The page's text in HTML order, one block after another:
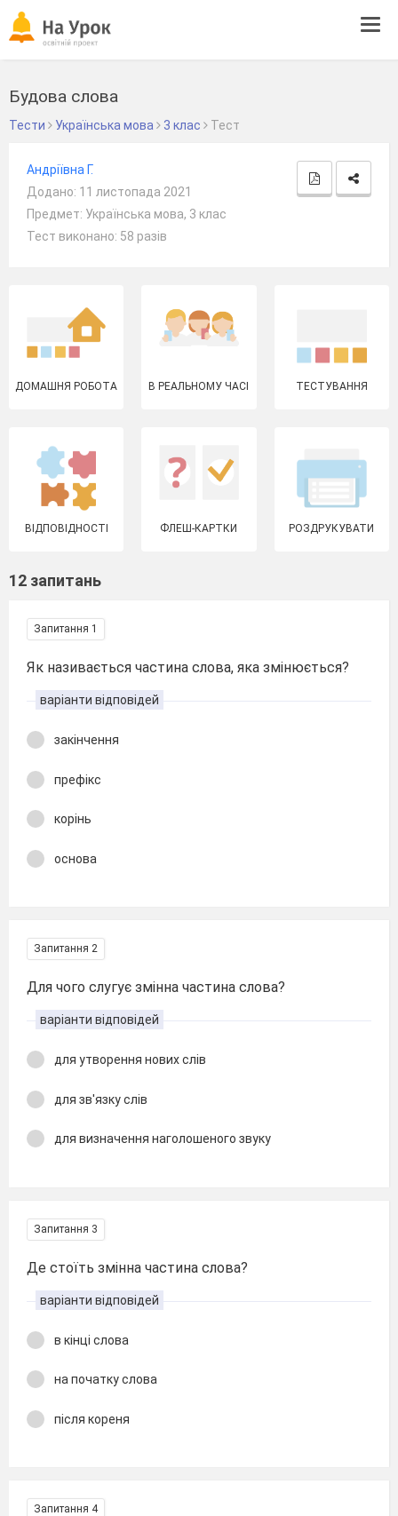
Будова слова
Тести Українська мова 3 клас Тест
Андріївна Г.
Додано: 11 листопада 2021
Предмет: Українська мова, 3 клас
Тест виконано: 58 разів
ДОМАШНЯ РОБОТА В РЕАЛЬНОМУ ЧАСІ ТЕСТУВАННЯ
ВІДПОВІДНОСТІ ФЛЕШ-КАРТКИ РОЗДРУКУВАТИ
12 запитань
Запитання 1
Як називається частина слова, яка змінюється?
варіанти відповідей
закінчення
префікс
корінь
основа
Запитання 2
Для чого слугує змінна частина слова?
варіанти відповідей
для утворення нових слів
для зв'язку слів
для визначення наголошеного звуку
Запитання 3
Де стоїть змінна частина слова?
варіанти відповідей
в кінці слова
на початку слова
після кореня
Запитання 4